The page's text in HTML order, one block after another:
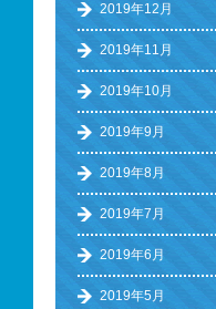
2019年12月
2019年11月
2019年10月
2019年9月
2019年8月
2019年7月
2019年6月
2019年5月